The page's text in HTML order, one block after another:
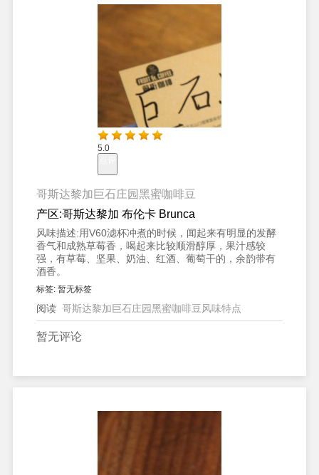
5.0
哥斯达黎加巨石庄园黑蜜咖啡豆
产区:哥斯达黎加 布伦卡 Brunca
风味描述:用V60滤杯冲煮的时候，闻起来有明显的发酵
香气和成熟草莓香，喝起来比较顺滑醇厚，果汁感较
强，有草莓、坚果、奶油、红酒、葡萄干的，余韵带有
酒香。
标签: 暂无标签
阅读 哥斯达黎加巨石庄园黑蜜咖啡豆风味特点
暂无评论